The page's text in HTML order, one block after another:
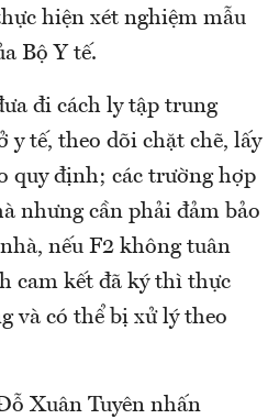
hiện xét nghiệm mẫu
Bộ Y tế.
đi cách ly tập trung
y tế, theo dõi chặt chẽ, lấy
quy định; các trường hợp
nhưng cần phải đảm bảo
nếu F2 không tuân
cam kết đã ký thì thực
và có thể bị xử lý theo
Xuân Tuyên nhấn